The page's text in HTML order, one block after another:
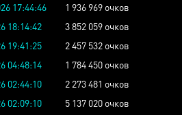
17:44:46
1 936 969 очков
18:14:42
3 852 059 очков
19:41:25
2 457 532 очков
04:48:14
1 784 450 очков
02:44:10
2 273 481 очков
02:09:10
5 137 020 очков